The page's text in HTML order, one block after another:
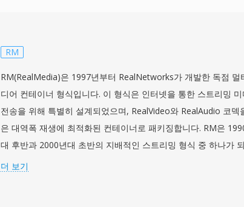
RM
RM(RealMedia)은 1997년부터 RealNetworks가 개발한 독점 멀
디어 컨테이너 형식입니다. 이 형식은 인터넷을 통한 스트리밍 미
전송을 위해 특별히 설계되었으며, RealVideo와 RealAudio 코덱
은 대역폭 재생에 최적화된 컨테이너로 패키징합니다. RM은
대 후반과 2000년대 초반의 지배적인 스트리밍 형식 중 하나가
으며, 당시 RealPlayer는 가장 널리 설치된 미디어 애플리케이션
더 보기